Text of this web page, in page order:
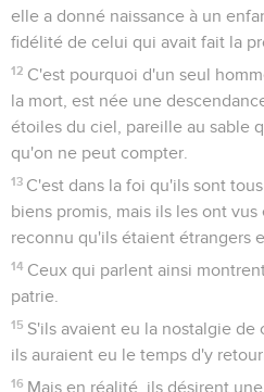
elle a donné naissance à un
fidélité de celui qui avait fait la
12 C'est pourquoi d'un seul
la mort, est née une
étoiles du ciel, pareille au sable
qu'on ne peut compter.
13 C'est dans la foi qu'ils sont
biens promis, mais ils les ont
reconnu qu'ils étaient étrangers
14 Ceux qui parlent ainsi
patrie.
15 S'ils avaient eu la nostalgie de
ils auraient eu le temps d'y
16 Mais en réalité, ils désirent